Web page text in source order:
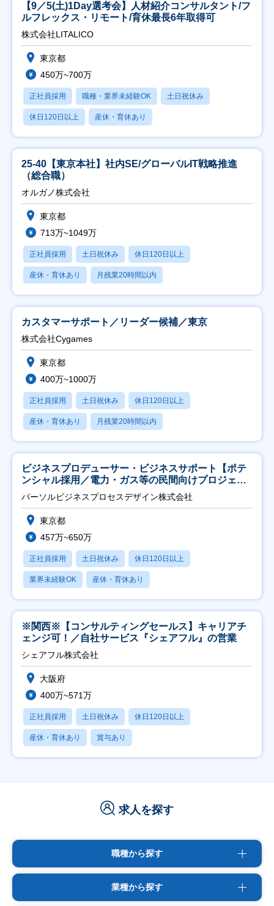
【9／5(土)1Day選考会】人材紹介コンサルタント/フ
ルフレックス・リモート/育休最長6年取得可
株式会社LITALICO
東京都
450万~700万
正社員採用 職種・業界未経験OK 土日祝休み
休日120日以上 産休・育休あり
25-40【東京本社】社内SE/グローバルIT戦略推進
（総合職）
オルガノ株式会社
東京都
713万~1049万
正社員採用 土日祝休み 休日120日以上
産休・育休あり 月残業20時間以内
カスタマーサポート／リーダー候補／東京
株式会社Cygames
東京都
400万~1000万
正社員採用 土日祝休み 休日120日以上
産休・育休あり 月残業20時間以内
ビジネスプロデューサー・ビジネスサポート【ポテ
ンシャル採用／電力・ガス等の民間向けプロジェク
ト推進】
パーソルビジネスプロセスデザイン株式会社
東京都
457万~650万
正社員採用 土日祝休み 休日120日以上
業界未経験OK 産休・育休あり
※関西※【コンサルティングセールス】キャリアチ
ェンジ可！／自社サービス『シェアフル』の営業
シェアフル株式会社
大阪府
400万~571万
正社員採用 土日祝休み 休日120日以上
産休・育休あり 賞与あり
求人を探す
職種から探す
業種から探す